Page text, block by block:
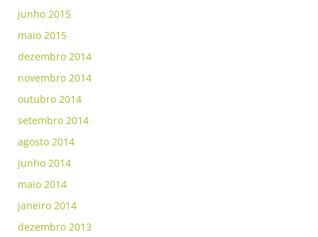
junho 2015
maio 2015
dezembro 2014
novembro 2014
outubro 2014
setembro 2014
agosto 2014
junho 2014
maio 2014
janeiro 2014
dezembro 2013